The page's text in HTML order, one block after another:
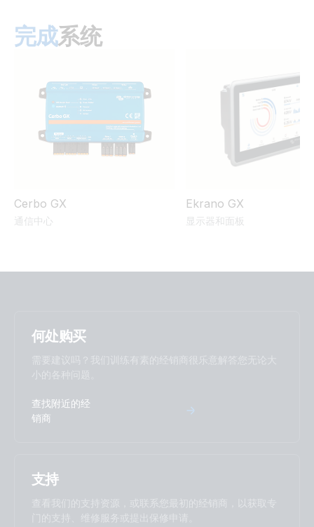
GX IO-Extender 150 (side2)
GX IO-Extender 150 (top)
GX IO-Extender 150 (front-angle)
完成系统
Cerbo GX
通信中心
Ekrano GX
显示器和面板
何处购买
需要建议吗？我们训练有素的经销商很乐意解答您无论大
小的各种问题。
查找附近的经
销商
支持
查看我们的支持资源，或联系您最初的经销商，以获取专
门的支持、维修服务或提出保修申请。